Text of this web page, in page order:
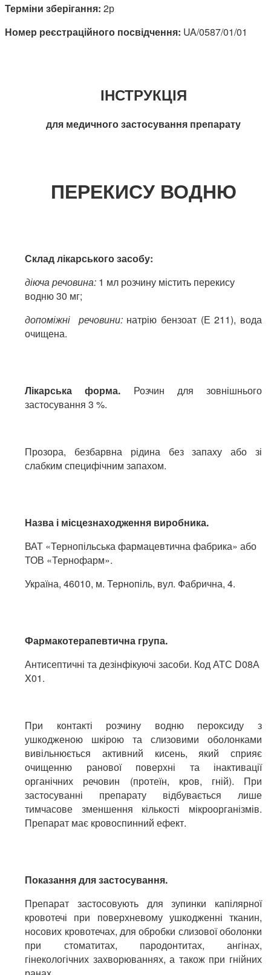
Терміни зберігання: 2р
Номер реєстраційного посвідчення: UA/0587/01/01
ІНСТРУКЦІЯ
для медичного застосування препарату
ПЕРЕКИСУ ВОДНЮ
Складлікарського засобу:
діючаречовина: 1 мл розчину містить перекису
водню 30 мг;
допоміжні речовини:натрію бензоат (Е 211), вода
очищена.
Лікарська форма. Розчин для зовнішнього
застосування 3 %.
Прозора, безбарвна рідина без запаху або зі
слабким специфічним запахом.
Назва і місцезнаходження виробника.
ВАТ «Тернопільська фармацевтична фабрика» або
ТОВ «Тернофарм».
Україна, 46010, м. Тернопіль, вул. Фабрична, 4.
Фармакотерапевтична група.
Антисептичні та дезінфікуючі засоби. Код АТС D08А
X01.
При контакті розчину водню пероксиду з
ушкодженою шкірою та слизовими оболонками
вивільнюється активний кисень, який сприяє
очищенню ранової поверхні та інактивації
органічних речовин (протеїн, кров, гній). При
застосуванні препарату відбувається лише
тимчасове зменшення кількості мікроорганізмів.
Препарат має кровоспинний ефект.
Показання для застосування.
Препарат застосовують для зупинки капілярної
кровотечі при поверхневому ушкодженні тканин,
носових кровотечах, для обробки слизової оболонки
при стоматитах, пародонтитах, ангінах,
гінекологічних захворюваннях, а також при гнійних